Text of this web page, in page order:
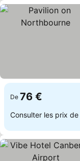
De 76 €
Consulter les prix de